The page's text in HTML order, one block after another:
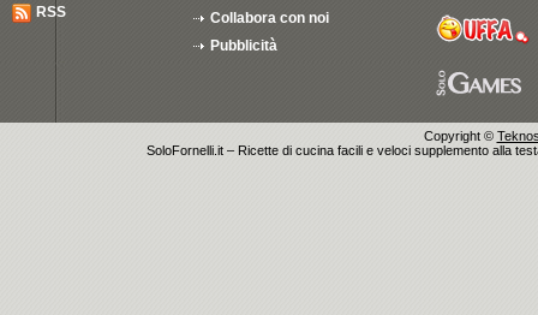
RSS
Collabora con noi
Pubblicità
Copyright ©
SoloFornelli.it – Ricette di cucina facili e veloci supplemento alla